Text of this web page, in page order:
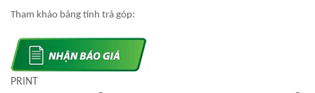
Tham khảo bảng tính trả góp:
PRINT